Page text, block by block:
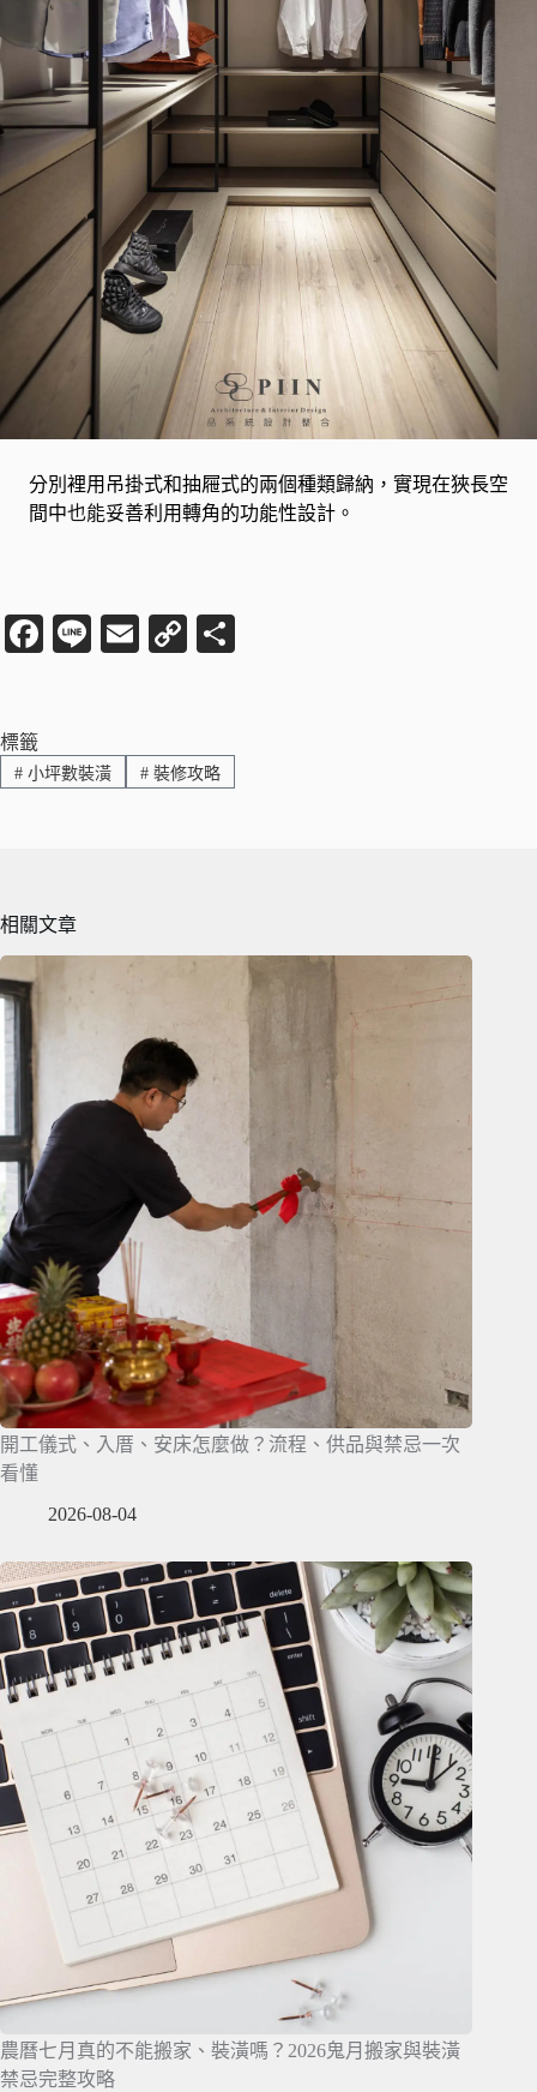
分別裡用吊掛式和抽屜式的兩個種類歸納，實現在狹長空
間中也能妥善利用轉角的功能性設計。
Fa
ok
Li
E
C
Li
nk
標籤
#小坪數裝潢 #裝修攻略
相關文章
開工儀式、入厝、安床怎麼做？流程、供品與禁忌一次
看懂
2026-08-04
農曆七月真的不能搬家、裝潢嗎？2026鬼月搬家與裝潢
禁忌完整攻略